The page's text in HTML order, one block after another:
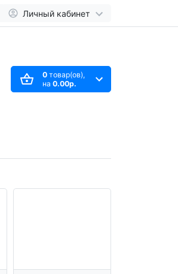
Личный кабинет
0товар(ов),
на 0.00р.